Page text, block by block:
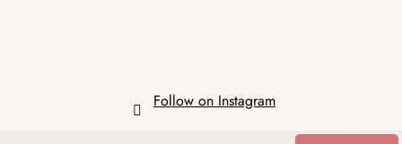
Follow on Instagram